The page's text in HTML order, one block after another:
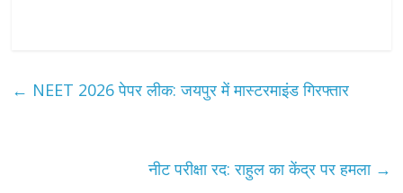
← NEET 2026 पेपर लीक: जयपुर में मास्टरमाइंड गिरफ्तार
नीट परीक्षा रद: राहुल का केंद्र पर हमला →